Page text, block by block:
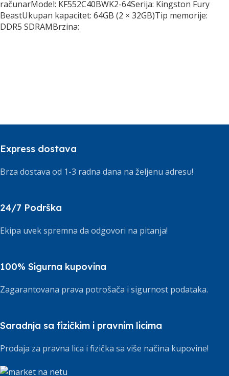
računarModel: KF552C40BWK2-64Serija: Kingston Fury
BeastUkupan kapacitet: 64GB (2 × 32GB)Tip memorije:
DDR5 SDRAMBrzina:
Express dostava
Brza dostava od 1-3 radna dana na željenu adresu!
24/7 Podrška
Ekipa uvek spremna da odgovori na pitanja!
100% Sigurna kupovina
Zagarantovana prava potrošača i sigurnost podataka.
Saradnja sa fizičkim i pravnim licima
Prodaja za pravna lica i fizička sa više načina kupovine!